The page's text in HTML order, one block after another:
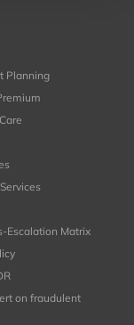
Planning
Escalation Matrix
on fraudulent